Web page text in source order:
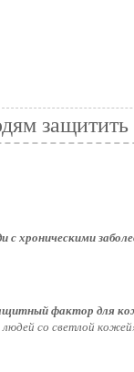
защитить
хроническими
фактор для
со светлой